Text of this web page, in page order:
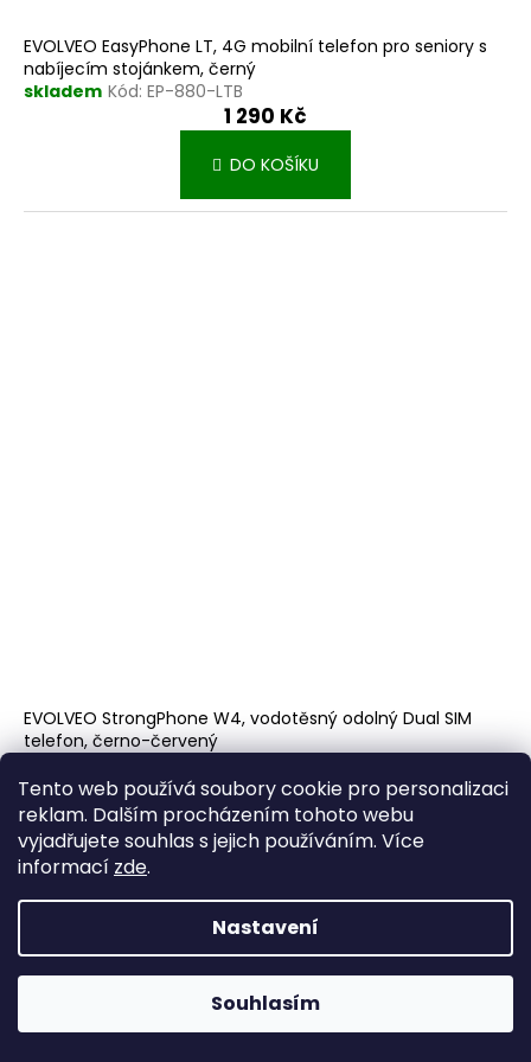
Tento web používá soubory cookie pro personalizaci
reklam. Dalším procházením tohoto webu
vyjadřujete souhlas s jejich používáním. Více
informací zde.
Nastavení
Souhlasím
EVOLVEO EasyPhone LT, 4G mobilní telefon pro seniory s
nabíjecím stojánkem, černý
skladem Kód: EP-880-LTB
1 290 Kč
DO KOŠÍKU
EVOLVEO StrongPhone W4, vodotěsný odolný Dual SIM
telefon, černo-červený
1 390 Kč
DO KOŠÍKU